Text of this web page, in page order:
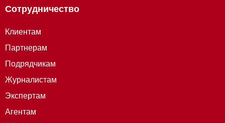
Сотрудничество
Клиентам
Партнерам
Подрядчикам
Журналистам
Экспертам
Агентам